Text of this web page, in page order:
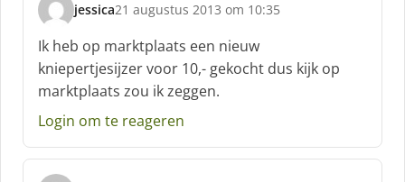
jessica
s
c
h
r
e
e
f
:
21 augustus 2013 om 10:35
Ik heb op marktplaats een nieuw
kniepertjesijzer voor 10,- gekocht dus kijk op
marktplaats zou ik zeggen.
Login om te reageren